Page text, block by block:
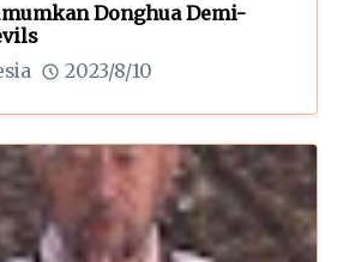
Donghua Demi-
2023/8/10